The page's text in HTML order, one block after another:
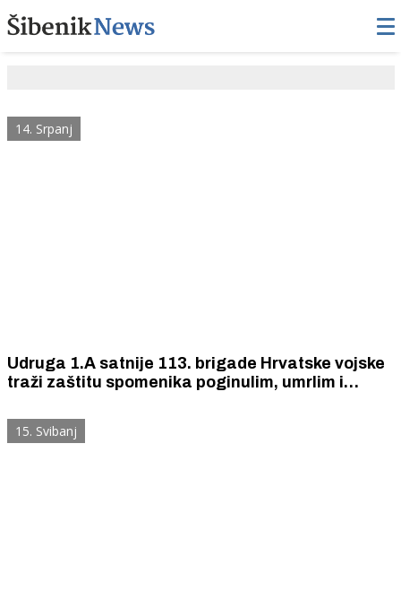
14. Srpanj
Udruga 1.A satnije 113. brigade Hrvatske vojske
traži zaštitu spomenika poginulim, umrlim i
skrnavljenja.
15. Svibanj